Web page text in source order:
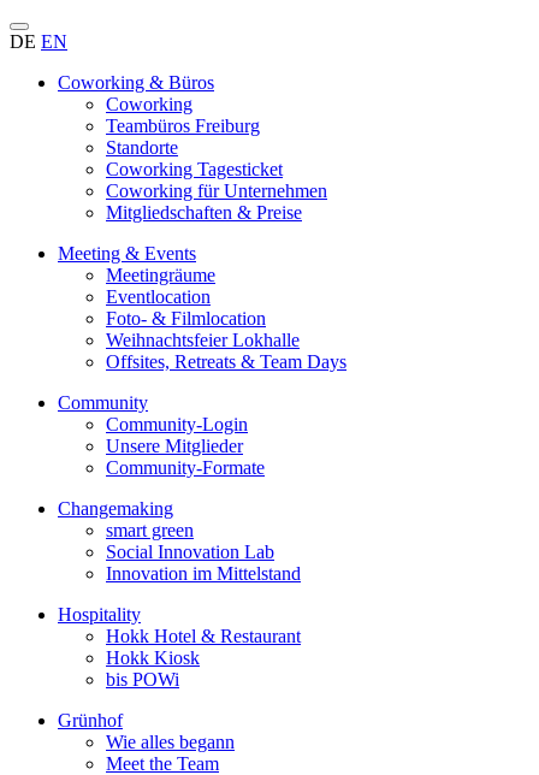
DE EN
Coworking & Büros
Coworking
Teambüros Freiburg
Standorte
Coworking Tagesticket
Coworking für Unternehmen
Mitgliedschaften & Preise
Meeting & Events
Meetingräume
Eventlocation
Foto- & Filmlocation
Weihnachtsfeier Lokhalle
Offsites, Retreats & Team Days
Community
Community-Login
Unsere Mitglieder
Community-Formate
Changemaking
smart green
Social Innovation Lab
Innovation im Mittelstand
Hospitality
Hokk Hotel & Restaurant
Hokk Kiosk
bis POWi
Grünhof
Wie alles begann
Meet the Team